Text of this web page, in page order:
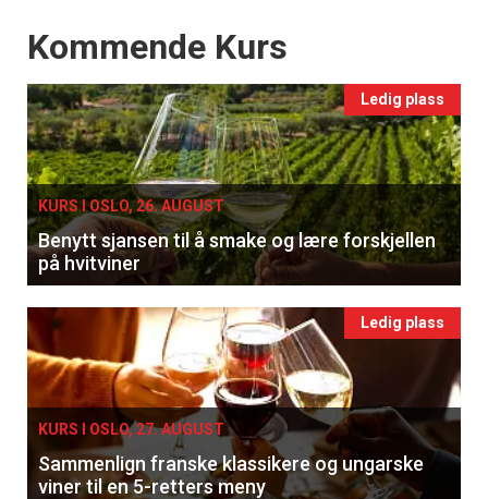
Events
Kommende Kurs
Ledig plass
KURS I OSLO, 26. AUGUST
Benytt sjansen til å smake og lære forskjellen
på hvitviner
Ledig plass
KURS I OSLO, 27. AUGUST
Sammenlign franske klassikere og ungarske
viner til en 5-retters meny